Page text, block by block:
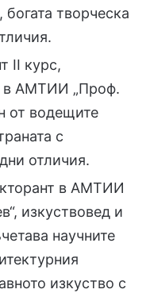
творческа
II курс,
в АМТИИ „Проф.
от водещите
с
отличия.
в АМТИИ
изкуствовед и
научните
изкуство с